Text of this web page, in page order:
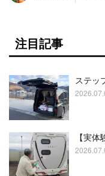
注目記事
ステッ
【実